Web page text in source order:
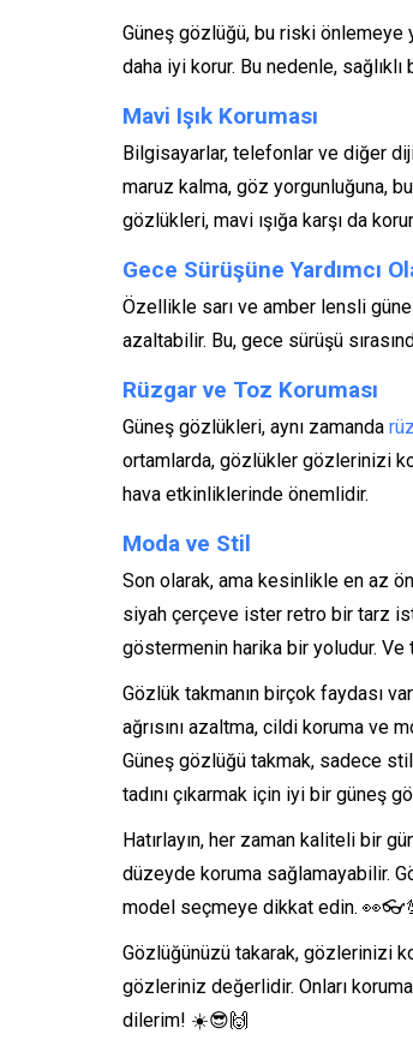
Güneş gözlüğü, bu riski önlemeye
daha iyi korur. Bu nedenle,
Mavi Işık Koruması
Bilgisayarlar, telefonlar ve diğer
maruz kalma, göz yorgunluğuna,
gözlükleri, mavi ışığa karşı da
Gece Sürüşüne Yardımcı
Özellikle sarı ve amber lensli
azaltabilir. Bu, gece sürüşü
Rüzgar ve Toz Koruması
Güneş gözlükleri, aynı zamanda
ortamlarda, gözlükler gözlerinizi
hava etkinliklerinde önemlidir.
Moda ve Stil
Son olarak, ama kesinlikle en az
siyah çerçeve ister retro bir tarz
göstermenin harika bir yoludur. Ve
Gözlük takmanın birçok faydası
ağrısını azaltma, cildi koruma ve
Güneş gözlüğü takmak, sadece
tadını çıkarmak için iyi bir güneş
Hatırlayın, her zaman kaliteli bir
düzeyde koruma sağlamayabilir.
model seçmeye dikkat edin.
Gözlüğünüzü takarak, gözlerinizi
gözleriniz değerlidir. Onları
dilerim! ☀️😎🙌